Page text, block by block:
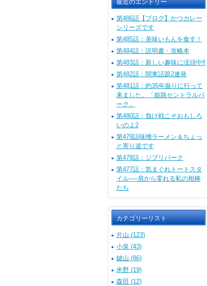
最近のエントリー
第486話【ブログ】かつカレー
シリーズです
第485話：美味いもんを食す！
第484話：説明書・攻略本
第483話：新しい趣味に没頭中‼
第482話：関東話題2連発
第481話：約35年振りに行って
来ました。「姫路セントラルパ
ーク」
第480話：負け戦こそおもしろ
いのよ2
第479話味噌ラーメン＆ちょっ
と寄り道です
第478話：ジブリパーク
第477話：気まぐれトートスタ
イル──肩から零れる私の相棒
たち
カテゴリーリスト
片山 (123)
小泉 (43)
鍵山 (86)
米野 (19)
森田 (12)